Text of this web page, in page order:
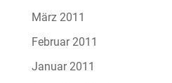
März 2011
Februar 2011
Januar 2011